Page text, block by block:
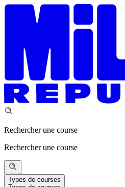
Rechercher une course
Rechercher une course
Types de courses